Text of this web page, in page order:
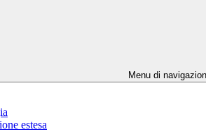
Menu di
estesa